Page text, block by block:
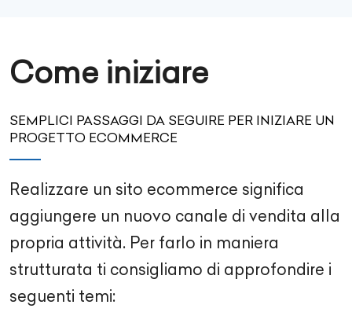
Come iniziare
SEMPLICI PASSAGGI DA SEGUIRE PER INIZIARE UN
PROGETTO ECOMMERCE
Realizzare un sito ecommerce significa
aggiungere un nuovo canale di vendita alla
propria attività. Per farlo in maniera
strutturata ti consigliamo di approfondire i
seguenti temi: